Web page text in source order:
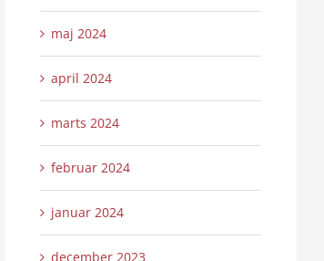
maj 2024
april 2024
marts 2024
februar 2024
januar 2024
december 2023